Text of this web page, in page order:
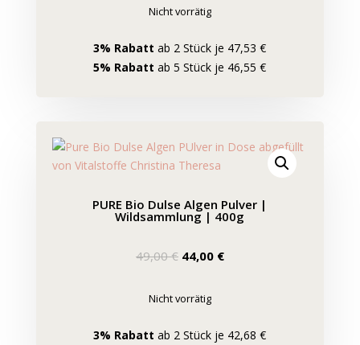
Nicht vorrätig
3% Rabatt ab 2 Stück je 47,53 €
5% Rabatt ab 5 Stück je 46,55 €
PURE Bio Dulse Algen Pulver |
Wildsammlung | 400g
49,00€ Ursprünglicher
war:
49,00 €
44,00 €Aktueller
Nicht vorrätig
3% Rabatt ab 2 Stück je 42,68 €